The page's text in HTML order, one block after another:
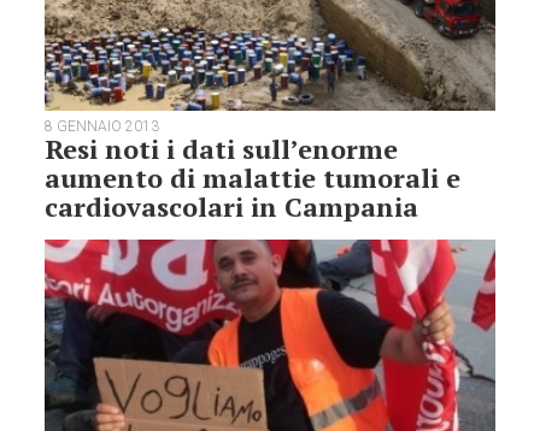
8 GENNAIO 2013
Resi noti i dati sull’enorme
aumento di malattie tumorali e
cardiovascolari in Campania